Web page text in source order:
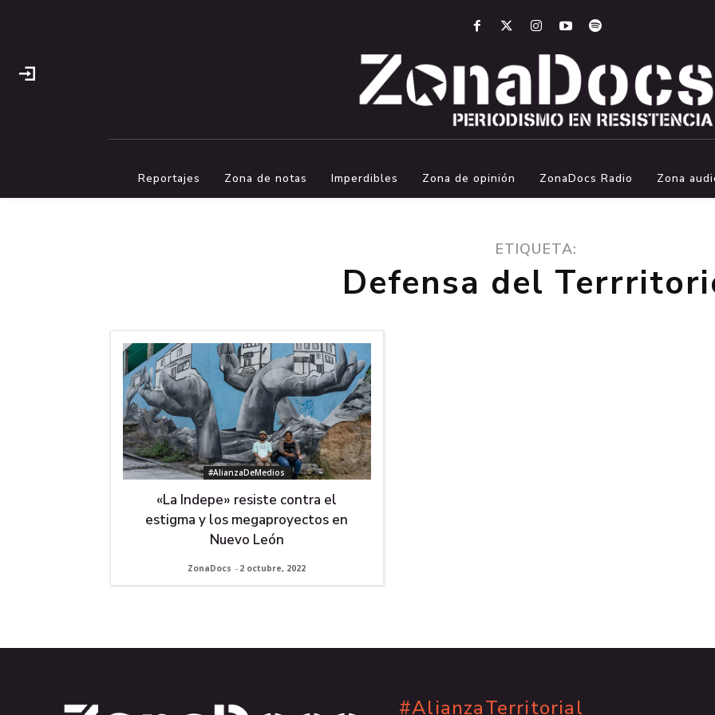
Reportajes Zona de notas Imperdibles Zona de opinión ZonaDocs Radio Zona
ETIQUETA:
Defensa del
#AlianzaDeMedios
«La Indepe» resiste contra el
estigma y los megaproyectos en
Nuevo León
ZonaDocs - 2 octubre, 2022
#AlianzaTerritorial
.